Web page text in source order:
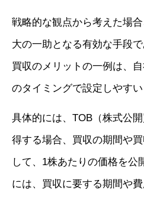
戦略的な観点から考えた場
大の一助となる有効な手段
買収のメリットの一例は、
のタイミングで設定しやすい
具体的には、TOB（株式公
得する場合、買収の期間や
して、1株あたりの価格を公
には、買収に要する期間や